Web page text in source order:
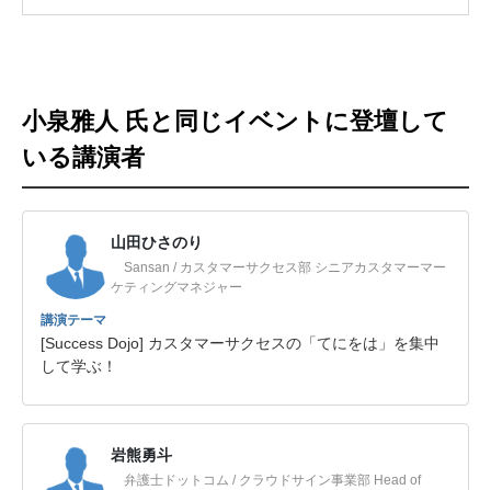
小泉雅人 氏と同じイベントに登壇して
いる講演者
山田ひさのり
Sansan / カスタマーサクセス部 シニアカスタマーマー
ケティングマネジャー
講演テーマ
[Success Dojo] カスタマーサクセスの「てにをは」を集中
して学ぶ！
岩熊勇斗
弁護士ドットコム / クラウドサイン事業部 Head of